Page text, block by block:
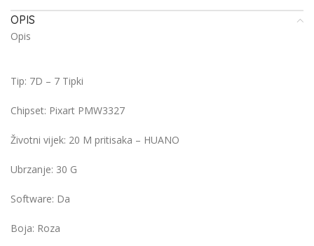
OPIS
Opis
Tip: 7D – 7 Tipki
Chipset: Pixart PMW3327
Životni vijek: 20 M pritisaka – HUANO
Ubrzanje: 30 G
Software: Da
Boja: Roza